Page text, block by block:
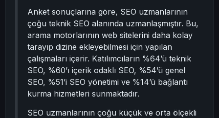
Anket sonuçlarına göre, SEO uzmanlarının
çoğu teknik SEO alanında uzmanlaşmıştır. Bu,
arama motorlarının web sitelerini daha kolay
tarayıp dizine ekleyebilmesi için yapılan
çalışmaları içerir. Katılımcıların %64’ü teknik
SEO, %60’ı içerik odaklı SEO, %54’ü genel
SEO, %51’i SEO yönetimi ve %14’ü bağlantı
kurma hizmetleri sunmaktadır.
SEO uzmanlarının çoğu küçük ve orta ölçekli